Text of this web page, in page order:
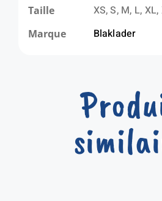
Taille XS, S, M, L,
Marque Blaklader